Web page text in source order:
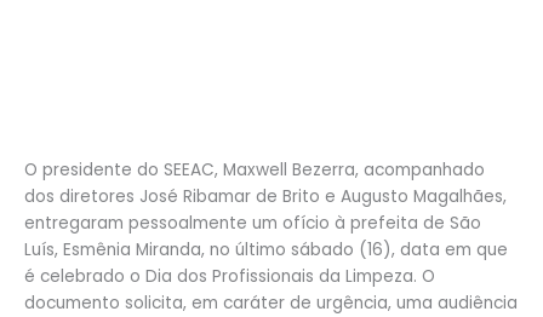
O presidente do SEEAC, Maxwell Bezerra, acompanhado
dos diretores José Ribamar de Brito e Augusto Magalhães,
entregaram pessoalmente um ofício à prefeita de São
Luís, Esmênia Miranda, no último sábado (16), data em que
é celebrado o Dia dos Profissionais da Limpeza. O
documento solicita, em caráter de urgência, uma audiência